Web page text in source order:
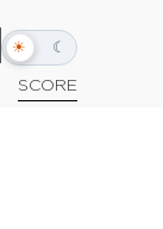
☀ ☾
Alternar
escuro
SCORE